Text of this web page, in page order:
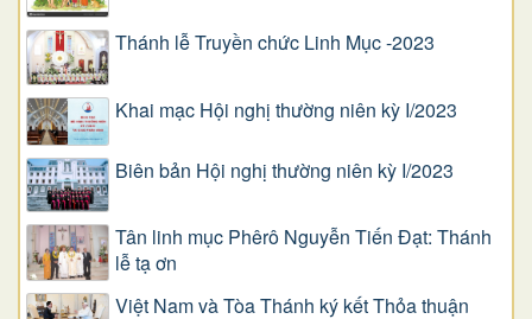
Thánh lễ Truyền chức Linh Mục -2023
Khai mạc Hội nghị thường niên kỳ I/2023
Biên bản Hội nghị thường niên kỳ I/2023
Tân linh mục Phêrô Nguyễn Tiến Đạt: Thánh
lễ tạ ơn
Việt Nam và Tòa Thánh ký kết Thỏa thuận